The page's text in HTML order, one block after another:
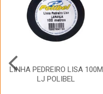
LINHA PEDREIRO LISA 100M
LJ POLIBEL